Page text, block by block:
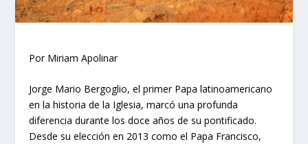
Por Miriam Apolinar
Jorge Mario Bergoglio, el primer Papa latinoamericano
en la historia de la Iglesia, marcó una profunda
diferencia durante los doce años de su pontificado.
Desde su elección en 2013 como el Papa Francisco,